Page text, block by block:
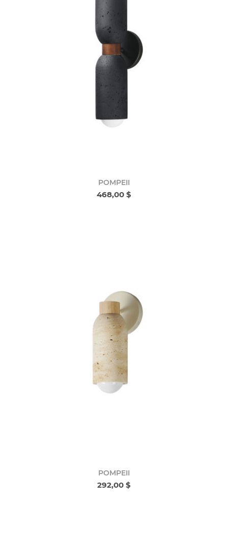
POMPEII
468,00 $
POMPEII
292,00 $